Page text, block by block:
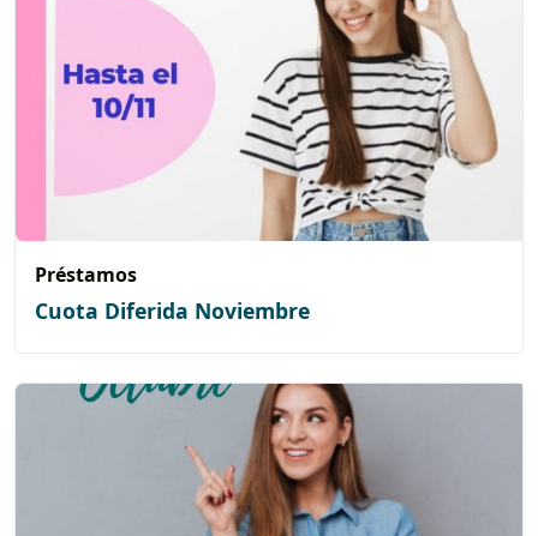
Préstamos
Cuota Diferida Noviembre